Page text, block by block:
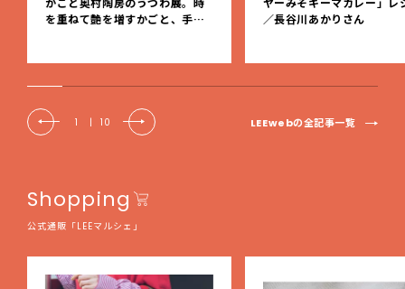
を重ねて艶を増すかごと、手仕
／長谷川あかりさん
1 | 10 LEEwebの全記事一覧
Shopping
公式通販「LEEマルシェ」